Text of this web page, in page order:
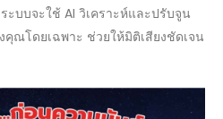
ะบบจะใช้ AI วิเคราะห์และปรับจูน
คุณโดยเฉพาะ ช่วยให้มิติเสียงชัดเจน